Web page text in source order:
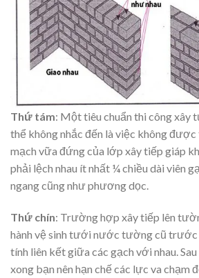
Thứ tám: Một tiêu chuẩn thi công xây
thể không nhắc đến là việc không được
mạch vữa đứng của lớp xây tiếp giáp
phải lệch nhau ít nhất ¼ chiều dài viên
ngang cũng như phương dọc.
Thứ chín: Trường hợp xây tiếp lên
hành vệ sinh tưới nước tường cũ trước
tính liên kết giữa các gạch với nhau.
xong bạn nên hạn chế các lực va chạm